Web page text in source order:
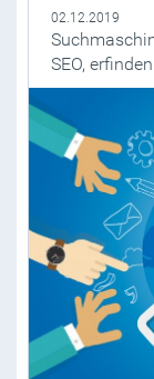
02.12.2019
SEO,